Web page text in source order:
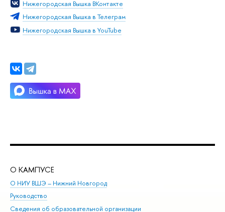
Нижегородская Вышка ВКонтакте
Нижегородская Вышка в Телеграм
Нижегородская Вышка в YouTube
О КАМПУСЕ
О НИУ ВШЭ – Нижний Новгород
Руководство
Сведения об образовательной организации